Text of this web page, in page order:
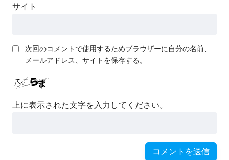
サイト
次回のコメントで使用するためブラウザーに自分の名前、
メールアドレス、サイトを保存する。
上に表示された文字を入力してください。